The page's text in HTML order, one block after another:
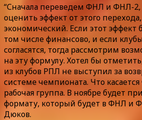
“Сначала переведем ФНЛ и ФНЛ-2,
оценить эффект от этого
экономический. Если этот эффект
том числе финансово, и если
согласятся, тогда рассмотрим
на эту формулу. Хотел бы
из клубов РПЛ не выступил за
системе чемпионата. Что
рабочая группа. В ноябре будет
формату, который будет в ФНЛ и
Дюков.